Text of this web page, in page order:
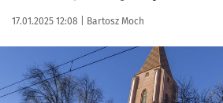
Data publikacji:
17.01.2025 12:08 | Autor:
Bartosz Moch
Kliknij, aby powiększyć